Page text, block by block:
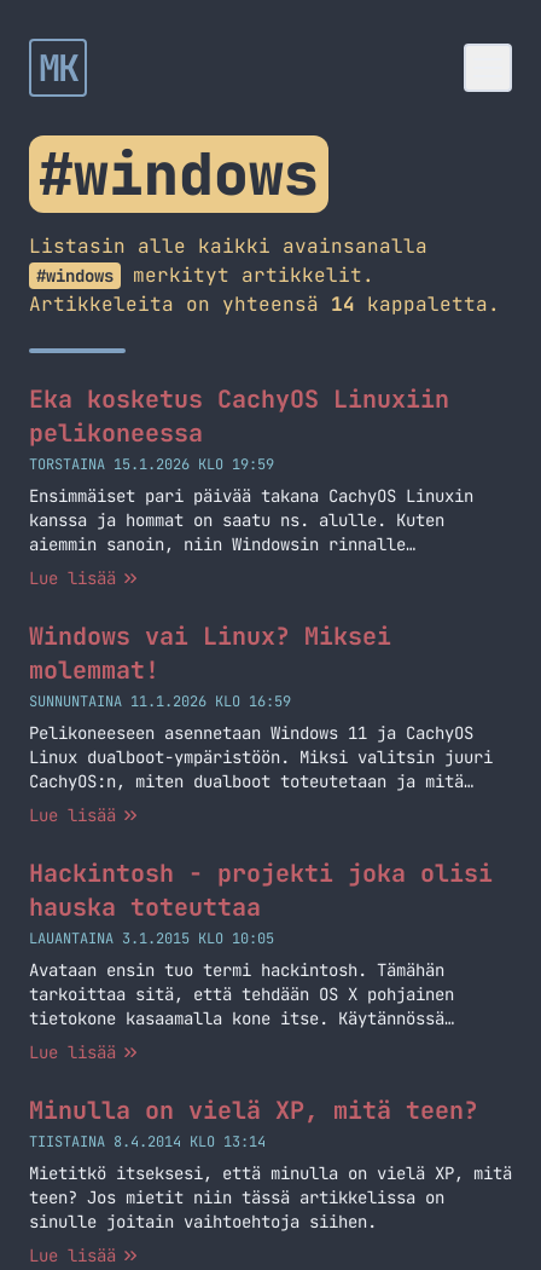
MK
#windows
Listasin alle kaikki avainsanalla
#windows
merkityt artikkelit.
Artikkeleita on yhteensä 14 kappaletta.
Eka kosketus CachyOS Linuxiin
pelikoneessa
TORSTAINA 15.1.2026 KLO 19:59
Ensimmäiset pari päivää takana CachyOS Linuxin
kanssa ja hommat on saatu ns. alulle. Kuten
aiemmin sanoin, niin Windowsin rinnalle
asennellaan CachyOS ja näin tapahtui tässä
vastaan tähän mennessä.
Lue lisää
Windows vai Linux? Miksei
molemmat!
SUNNUNTAINA 11.1.2026 KLO 16:59
Pelikoneeseen asennetaan Windows 11 ja CachyOS
Linux dualboot-ympäristöön. Miksi valitsin juuri
CachyOS:n, miten dualboot toteutetaan ja mitä
haasteita edessä? Seuraa projektin etenemistä
Lue lisää
Hackintosh - projekti joka olisi
hauska toteuttaa
LAUANTAINA 3.1.2015 KLO 10:05
Avataan ensin tuo termi hackintosh. Tämähän
tarkoittaa sitä, että tehdään OS X pohjainen
tietokone kasaamalla kone itse. Käytännössä
hankitaan OS X:n kanssa yhteensopivat osat ja
tulee suoraan halvemmaksi, kuin ostaa pöytäkone
Applelta, mutta saat kuitenkin saman
käyttökokemuksen ja sinulla on vielä… Jatka
lukemista Hackintosh – projekti joka olisi hauska
toteuttaa
Lue lisää
Minulla on vielä XP, mitä teen?
TIISTAINA 8.4.2014 KLO 13:14
Mietitkö itseksesi, että minulla on vielä XP, mitä
teen? Jos mietit niin tässä artikkelissa on
sinulle joitain vaihtoehtoja siihen.
Lue lisää